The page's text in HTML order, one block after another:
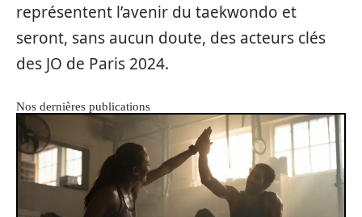
représentent l’avenir du taekwondo et
seront, sans aucun doute, des acteurs clés
des JO de Paris 2024.
Nos dernières publications